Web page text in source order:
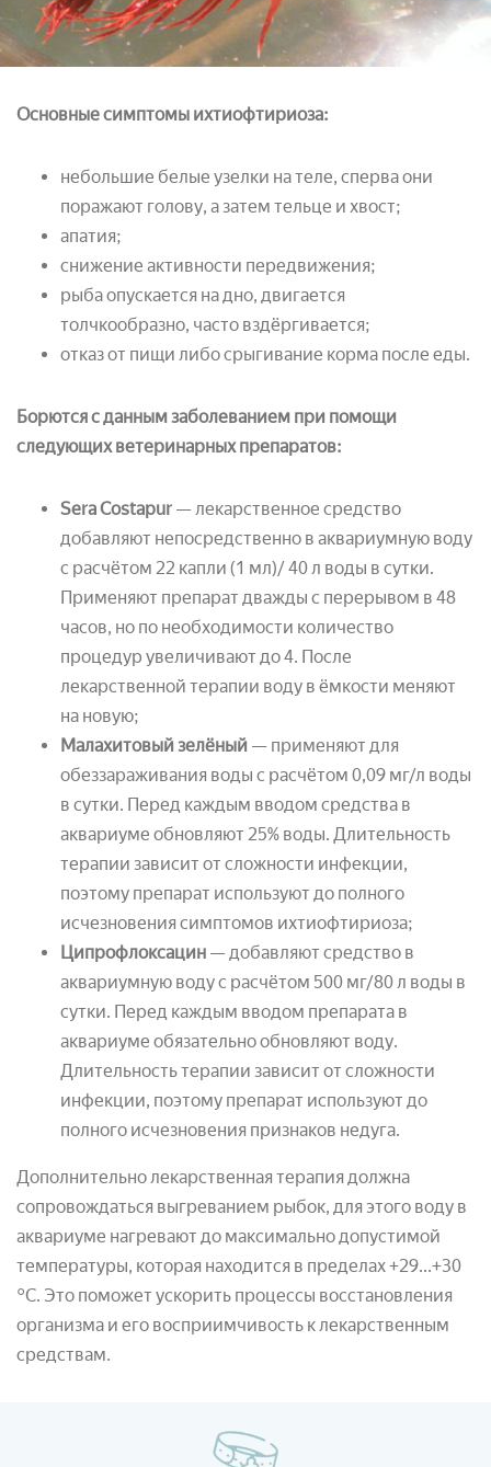
Основные симптомы ихтиофтириоза:
небольшие белые узелки на теле, сперва они
поражают голову, а затем тельце и хвост;
апатия;
снижение активности передвижения;
рыба опускается на дно, двигается
толчкообразно, часто вздёргивается;
отказ от пищи либо срыгивание корма после еды.
Борются с данным заболеванием при помощи
следующих ветеринарных препаратов:
Sera Costapur — лекарственное средство
добавляют непосредственно в аквариумную воду
с расчётом 22 капли (1 мл)/ 40 л воды в сутки.
Применяют препарат дважды с перерывом в 48
часов, но по необходимости количество
процедур увеличивают до 4. После
лекарственной терапии воду в ёмкости меняют
на новую;
Малахитовый зелёный — применяют для
обеззараживания воды с расчётом 0,09 мг/л воды
в сутки. Перед каждым вводом средства в
аквариуме обновляют 25% воды. Длительность
терапии зависит от сложности инфекции,
поэтому препарат используют до полного
исчезновения симптомов ихтиофтириоза;
Ципрофлоксацин — добавляют средство в
аквариумную воду с расчётом 500 мг/80 л воды в
сутки. Перед каждым вводом препарата в
аквариуме обязательно обновляют воду.
Длительность терапии зависит от сложности
инфекции, поэтому препарат используют до
полного исчезновения признаков недуга.
Дополнительно лекарственная терапия должна
сопровождаться выгреванием рыбок, для этого воду в
аквариуме нагревают до максимально допустимой
температуры, которая находится в пределах +29...+30
°С. Это поможет ускорить процессы восстановления
организма и его восприимчивость к лекарственным
средствам.